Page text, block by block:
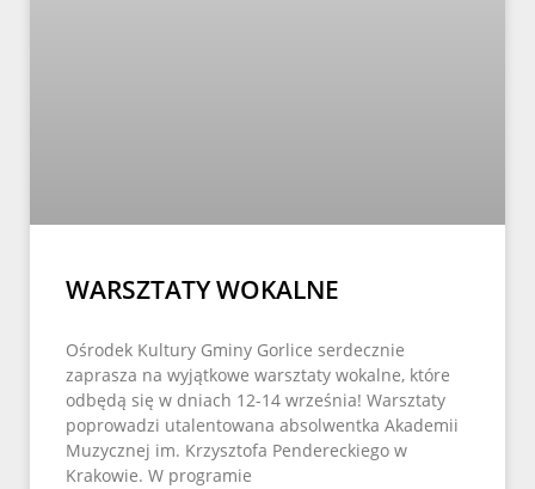
WARSZTATY WOKALNE
Ośrodek Kultury Gminy Gorlice serdecznie
zaprasza na wyjątkowe warsztaty wokalne, które
odbędą się w dniach 12-14 września! Warsztaty
poprowadzi utalentowana absolwentka Akademii
Muzycznej im. Krzysztofa Pendereckiego w
Krakowie. W programie